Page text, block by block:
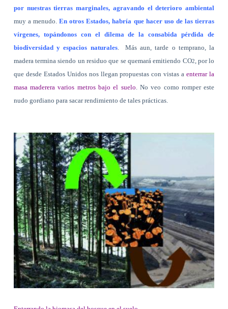
por nuestras tierras marginales, agravando el deterioro ambiental
muy a menudo.En otros Estados, habría que hacer uso de las tierras
vírgenes, topándonos con el dilema de la consabida pérdida de
biodiversidad y espacios naturales.
Más aun, tarde o temprano, la
madera termina siendo un residuo que se quemará emitiendo CO2, por lo
que desde Estados Unidos nos llegan propuestas con vistas aenterrar la
masa maderera varios metros bajo el suelo. No veo como romper este
nudo gordiano para sacar rendimiento de tales prácticas.